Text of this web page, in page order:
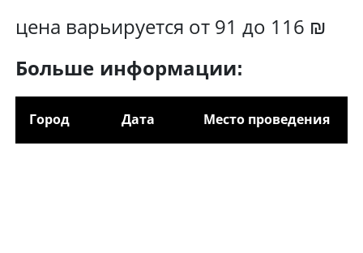
цена варьируется от 91 до 116 ₪
Больше информации:
Город Дата Место проведения